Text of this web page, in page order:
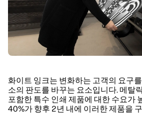
화이트 잉크는 변화하는 고객의 요구
소의 판도를 바꾸는 요소입니다. 메탈
포함한 특수 인쇄 제품에 대한 수요가
40%가 향후 2년 내에 이러한 제품을